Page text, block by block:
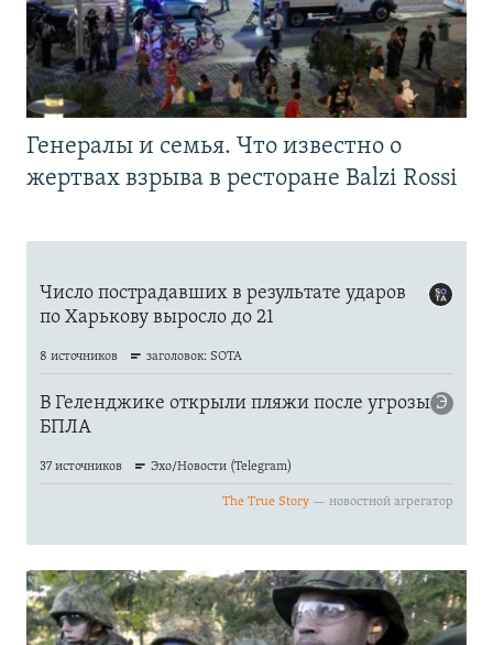
Генералы и семья. Что известно о
жертвах взрыва в ресторане Balzi Rossi